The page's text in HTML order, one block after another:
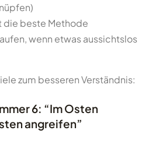
die beste Methode
wenn etwas aussichtslos
zum besseren Verständnis:
6: “Im Osten
angreifen”